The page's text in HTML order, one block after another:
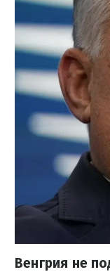
Венгрия не